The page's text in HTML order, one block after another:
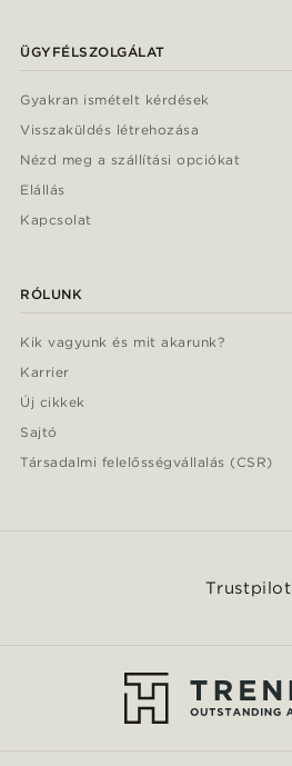
ÜGYFÉLSZOLGÁLAT
Gyakran ismételt kérdések
Visszaküldés létrehozása
Nézd meg a szállítási opciókat
Elállás
Kapcsolat
RÓLUNK
Kik vagyunk és mit akarunk?
Karrier
Új cikkek
Sajtó
Társadalmi felelősségvállalás (CSR)
Trustpilot